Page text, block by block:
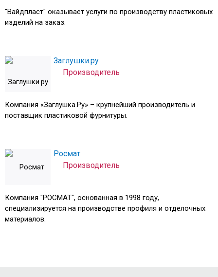
"Вайдпласт" оказывает услуги по производству пластиковых
изделий на заказ.
Заглушки.ру
Производитель
Компания «Заглушка.Ру» – крупнейший производитель и
поставщик пластиковой фурнитуры.
Росмат
Производитель
Компания "РОСМАТ", основанная в 1998 году,
специализируется на производстве профиля и отделочных
материалов.